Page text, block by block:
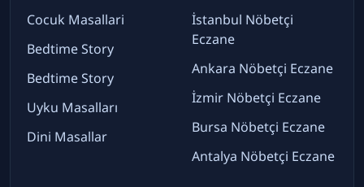
Cocuk Masallari
Bedtime Story
Bedtime Story
Uyku Masalları
Dini Masallar
İstanbul Nöbetçi
Eczane
Ankara Nöbetçi Eczane
İzmir Nöbetçi Eczane
Bursa Nöbetçi Eczane
Antalya Nöbetçi Eczane